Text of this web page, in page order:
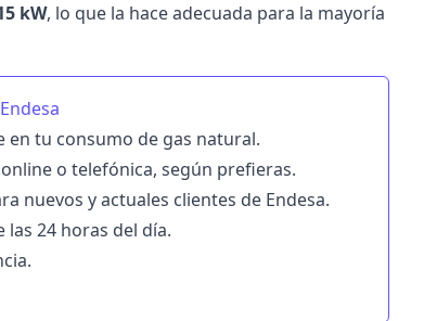
kW, lo que la hace adecuada para la mayoría
en tu consumo de gas natural.
o telefónica, según prefieras.
nuevos y actuales clientes de Endesa.
las 24 horas del día.